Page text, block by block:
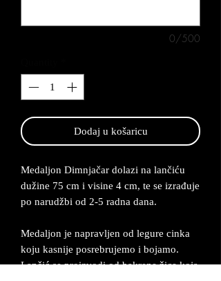
0/500
Dodaj u košaricu
Medaljon Dimnjačar dolazi na lančiću
dužine 75 cm i visine 4 cm, te se izrađuje
po narudžbi od 2-5 radna dana.
Medaljon je napravljen od legure cinka
koju kasnije posrebrujemo i bojamo.
Lančić se proizvodi od bakrene žice koja